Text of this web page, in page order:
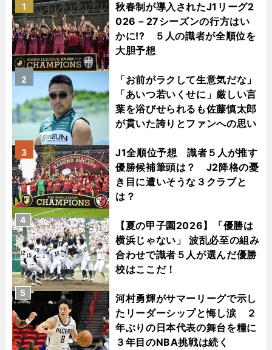
秋春制が導入されたJ1リーグ2
026－27シーズンの行方はい
かに!? ５人の識者が全順位を
大胆予想
1
「お前がラクして生意気だな」
「あいつ若いくせに」厳しい言
葉を浴びせられるも佐藤慎太郎
が貫いた誇りとファンへの思い
2
J1全順位予想 識者５人が推す
優勝候補筆頭は？ J2降格の憂
き目に遭いそうな３クラブと
は？
3
【夏の甲子園2026】「優勝は
横浜じゃない」 波乱必至の組み
合わせで識者５人が選んだ優勝
校はここだ！
4
河村勇輝がサマーリーグで示し
たリーダーシップと悔し涙 ２
年ぶりの日本代表の舞台を糧に
３年目のNBA挑戦は続く
5